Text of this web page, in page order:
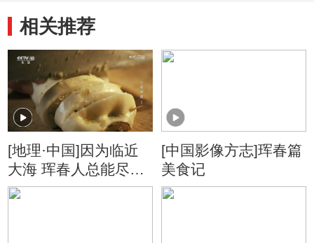
相关推荐
[地理·中国]因为临近
大海 珲春人总能尽享
大海的馈赠
[中国影像方志]珲春篇
美食记